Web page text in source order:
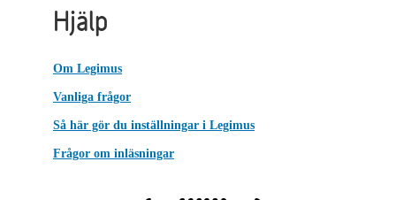
Hjälp
Om Legimus
Vanliga frågor
Så här gör du inställningar i Legimus
Frågor om inläsningar